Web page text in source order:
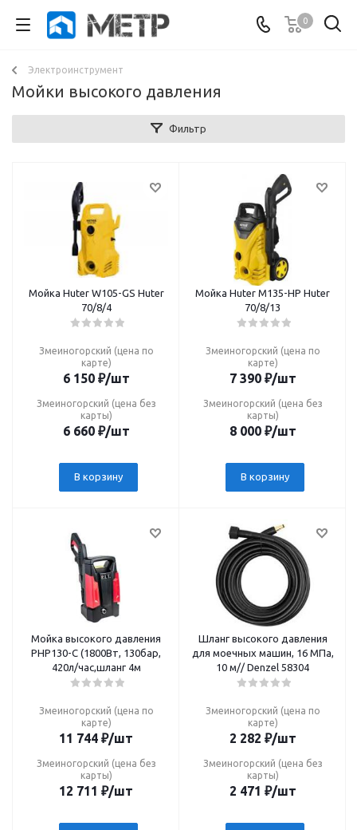
0
Электроинструмент
Мойки высокого давления
Фильтр
Мойка Huter W105-GS Huter
70/8/4
Змеиногорский (цена по
карте)
6 150₽/шт
Змеиногорский (цена без
карты)
6 660₽/шт
В корзину
Мойка Huter M135-НР Huter
70/8/13
Змеиногорский (цена по
карте)
7 390₽/шт
Змеиногорский (цена без
карты)
8 000₽/шт
В корзину
Мойка высокого давления
PHP130-C (1800Вт, 130бар,
420л/час,шланг 4м
Змеиногорский (цена по
карте)
11 744 ₽/шт
Змеиногорский (цена без
карты)
12 711 ₽/шт
Шланг высокого давления
для моечных машин, 16 МПа,
10 м// Denzel 58304
Змеиногорский (цена по
карте)
2 282 ₽/шт
Змеиногорский (цена без
карты)
2 471 ₽/шт